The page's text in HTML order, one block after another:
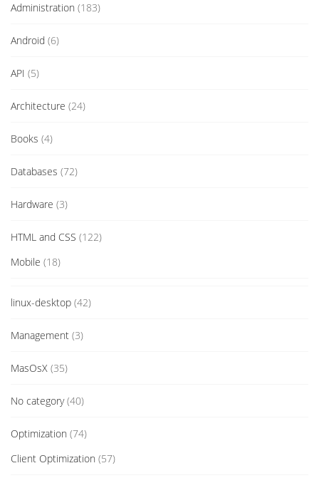
Administration (183)
Android (6)
API (5)
Architecture (24)
Books (4)
Databases (72)
Hardware (3)
HTML and CSS (122)
Mobile (18)
linux-desktop (42)
Management (3)
MasOsX (35)
No category(40)
Optimization (74)
Client Optimization (57)